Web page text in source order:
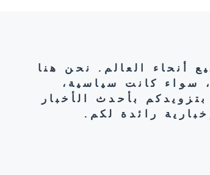
أنحاء العالم. نحن هنا
سواء كانت سياسية،
بأحدث الأخبار
رائدة لكم.